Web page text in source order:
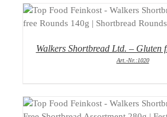
DETAILS
Walkers Shortbread Ltd. – Gluten
Art.-Nr.:1020